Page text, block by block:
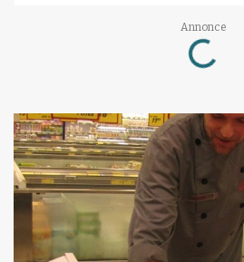
Annonce
Loading...